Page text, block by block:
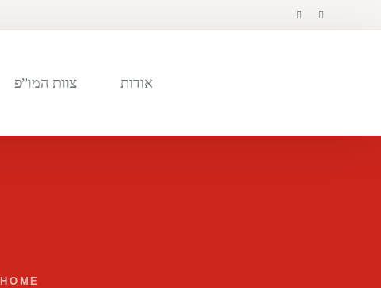
אודות צוות המו”פ
HOME